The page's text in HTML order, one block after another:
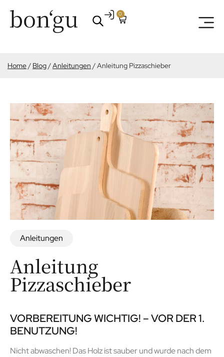
0
Home/ Blog/Anleitungen /Anleitung Pizzaschieber
Anleitungen
Anleitung
Pizzaschieber
VORBEREITUNG WICHTIG! – VOR DER 1.
BENUTZUNG!
Nicht abwaschen! Das Holz ist sauber und wurde nach dem